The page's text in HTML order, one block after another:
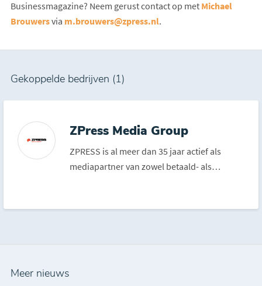
Businessmagazine? Neem gerust contact op met Michael
Brouwersvia m.brouwers@zpress.nl.
Gekoppelde bedrijven (1)
ZPress Media Group
ZPRESS is al meer dan 35 jaar actief als
mediapartner van zowel betaald- als
Meer nieuws